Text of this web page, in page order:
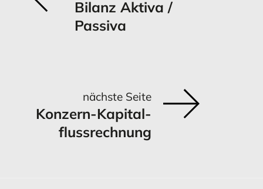
Bilanz Aktiva /
Passiva
nächste Seite
Konzern-Kapital­
flussrechnung